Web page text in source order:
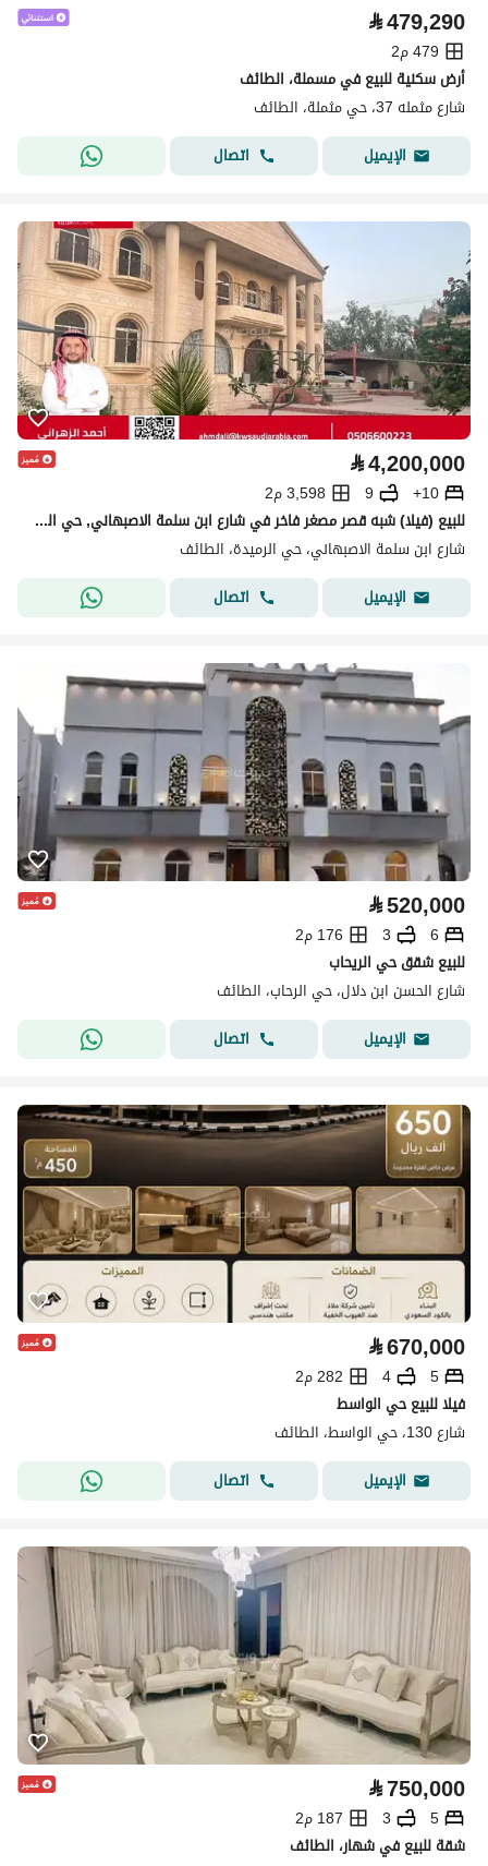
⃁479,290
479 م2
أرض سكنية للبيع في مسملة، الطائف
شارع مثمله 37، حي مثملة، الطائف
الإيميل
اتصال
⃁4,200,000
10+
9
3,598 م2
للبيع (فيلا) شبه قصر مصغر فاخر في شارع ابن سلمة الاصبهاني, حي الرميدة, مدينة الطائف, منطقة مكة المكرمة
شارع ابن سلمة الاصبهاني، حي الرميدة، الطائف
الإيميل
اتصال
⃁520,000
6
3
176 م2
للبيع شقق حي الريحاب
شارع الحسن ابن دلال، حي الرحاب، الطائف
الإيميل
اتصال
⃁670,000
5
4
282 م2
فيلا للبيع حي الواسط
شارع 130، حي الواسط، الطائف
الإيميل
اتصال
⃁750,000
5
3
187 م2
شقة للبيع في شهار، الطائف